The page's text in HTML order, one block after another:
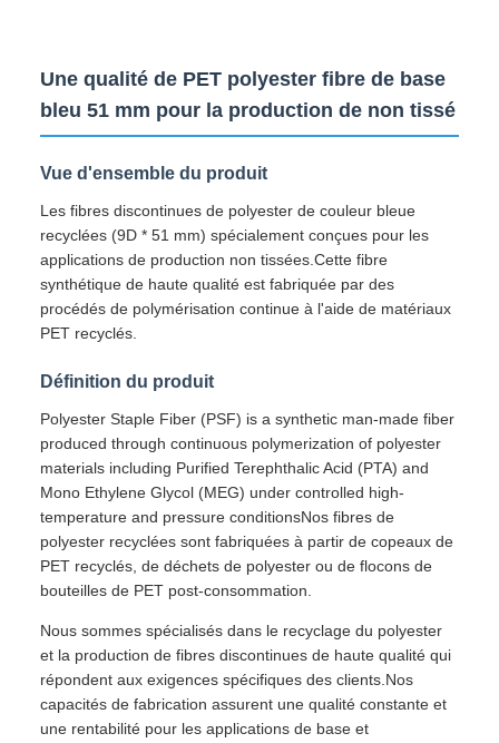
Une qualité de PET polyester fibre de base
bleu 51 mm pour la production de non tissé
Vue d'ensemble du produit
Les fibres discontinues de polyester de couleur bleue
recyclées (9D * 51 mm) spécialement conçues pour les
applications de production non tissées.Cette fibre
synthétique de haute qualité est fabriquée par des
procédés de polymérisation continue à l'aide de matériaux
PET recyclés.
Définition du produit
Polyester Staple Fiber (PSF) is a synthetic man-made fiber
produced through continuous polymerization of polyester
materials including Purified Terephthalic Acid (PTA) and
Mono Ethylene Glycol (MEG) under controlled high-
temperature and pressure conditionsNos fibres de
polyester recyclées sont fabriquées à partir de copeaux de
PET recyclés, de déchets de polyester ou de flocons de
bouteilles de PET post-consommation.
Nous sommes spécialisés dans le recyclage du polyester
et la production de fibres discontinues de haute qualité qui
répondent aux exigences spécifiques des clients.Nos
capacités de fabrication assurent une qualité constante et
une rentabilité pour les applications de base et